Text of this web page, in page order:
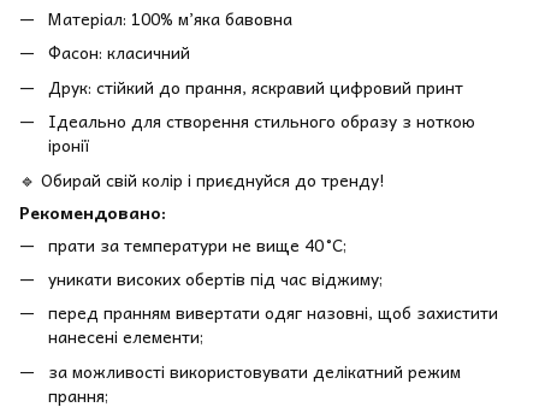
Матеріал: 100% м’яка бавовна
Фасон: класичний
Друк: стійкий до прання, яскравий цифровий принт
Ідеально для створення стильного образу з ноткою
іронії
🔹 Обирай свій колір і приєднуйся до тренду!
Рекомендовано:
прати за температури не вище 40 °C;
уникати високих обертів під час віджиму;
перед пранням вивертати одяг назовні, щоб захистити
нанесені елементи;
за можливості використовувати делікатний режим
прання;